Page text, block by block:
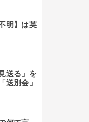
明】は英
送る」を
送別会」